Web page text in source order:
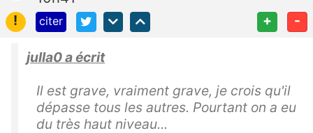
!
citer + -
julla0 a écrit
Il est grave, vraiment grave, je crois qu'il
dépasse tous les autres. Pourtant on a eu
du très haut niveau...